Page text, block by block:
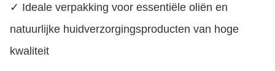
✓ Ideale verpakking voor essentiële oliën en
natuurlijke huidverzorgingsproducten van hoge
kwaliteit